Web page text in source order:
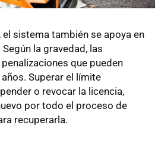
el sistema también se apoya en
Según la gravedad, las
que pueden
Superar el límite
o revocar la licencia,
por todo el proceso de
recuperarla.